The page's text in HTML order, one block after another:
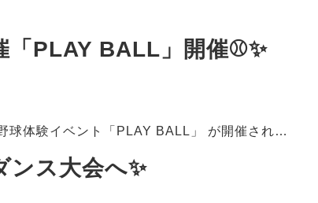
PLAY BALL」開催⚾️✨
球体験イベント「PLAY BALL」 が開催され…
ンス大会へ✨